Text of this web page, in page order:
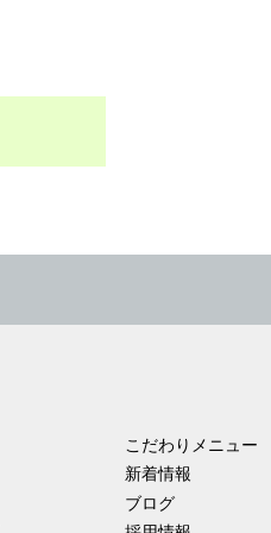
こだわりメニュー
新着情報
ブログ